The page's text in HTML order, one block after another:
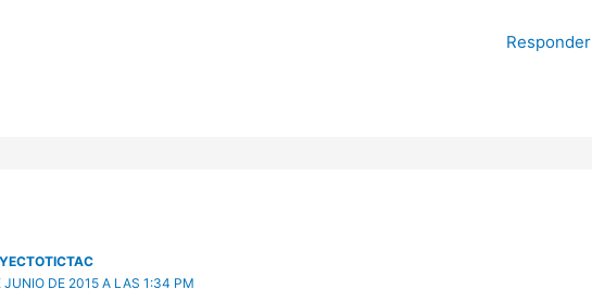
Responder
JUNIO DE 2015 A LAS 1:34 PM